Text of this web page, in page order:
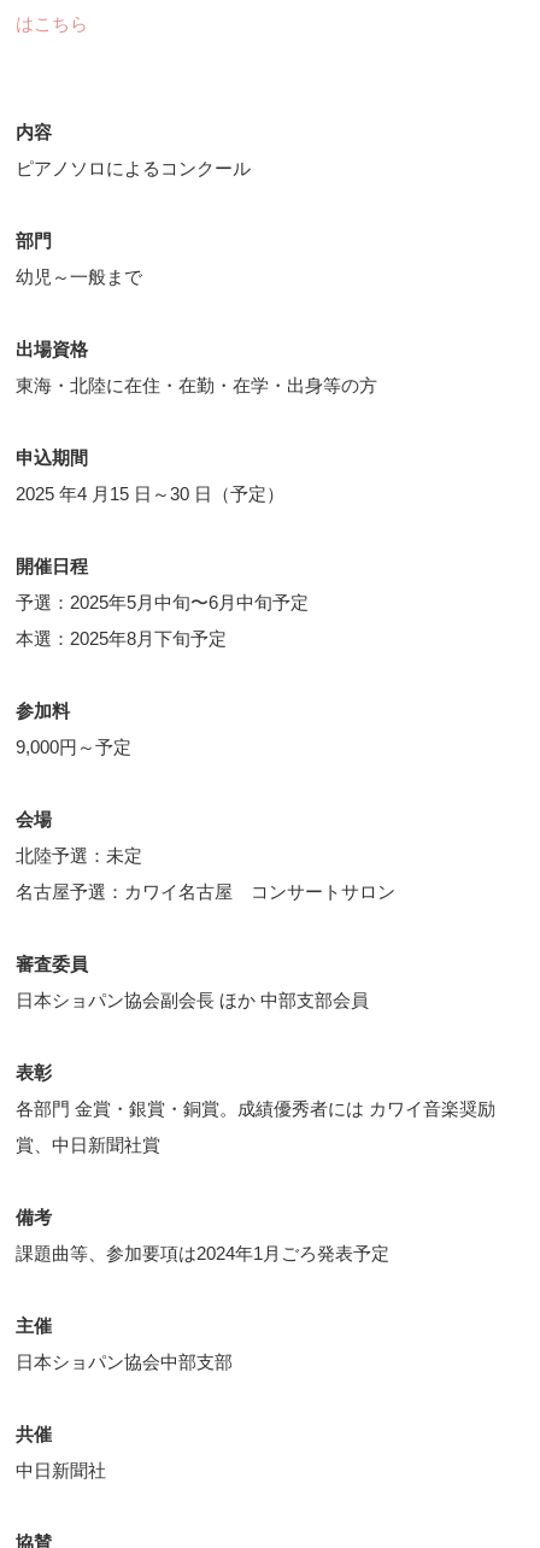
はこちら
内容
ピアノソロによるコンクール
部門
幼児～一般まで
出場資格
東海・北陸に在住・在勤・在学・出身等の方
申込期間
2025 年4 月15 日～30 日（予定）
開催日程
予選：2025年5月中旬〜6月中旬予定
本選：2025年8月下旬予定
参加料
9,000円～予定
会場
北陸予選：未定
名古屋予選：カワイ名古屋 コンサートサロン
審査委員
日本ショパン協会副会長 ほか 中部支部会員
表彰
各部門 金賞・銀賞・銅賞。成績優秀者には カワイ音楽奨励
賞、中日新聞社賞
備考
課題曲等、参加要項は2024年1月ごろ発表予定
主催
日本ショパン協会中部支部
共催
中日新聞社
協賛